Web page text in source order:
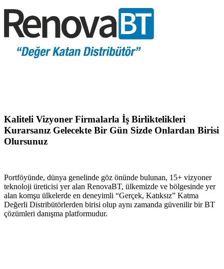
Kaliteli Vizyoner Firmalarla İş Birliktelikleri
Kurarsanız Gelecekte Bir Gün Sizde Onlardan Birisi
Olursunuz
Portföyünde, dünya genelinde göz önünde bulunan, 15+ vizyoner
teknoloji üreticisi yer alan RenovaBT, ülkemizde ve bölgesinde yer
alan komşu ülkelerde en deneyimli “Gerçek, Katıksız” Katma
Değerli Distribütörlerden birisi olup aynı zamanda güvenilir bir BT
çözümleri danışma platformudur.